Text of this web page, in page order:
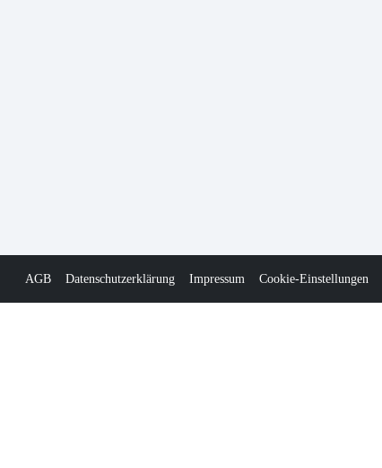
AGB Datenschutzerklärung Impressum Cookie-Einstellungen